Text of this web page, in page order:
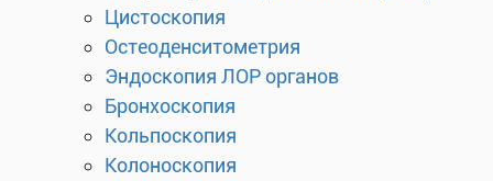
Цистоскопия
Остеоденситометрия
Эндоскопия ЛОР органов
Бронхоскопия
Кольпоскопия
Колоноскопия